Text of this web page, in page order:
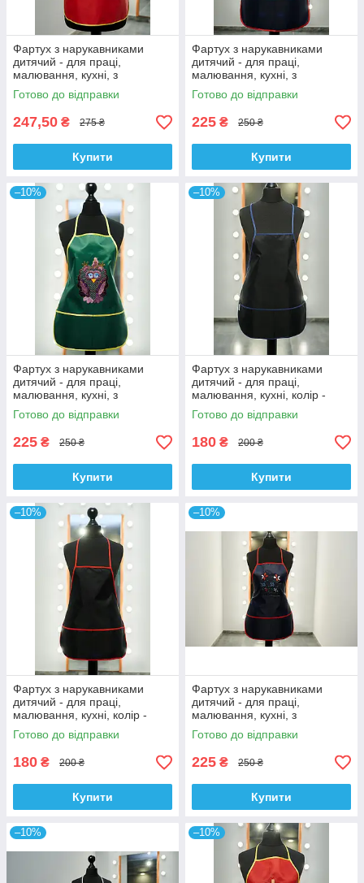
Фартух з нарукавниками
дитячий - для праці,
малювання, кухні, з
вишивкою - гномик 6, колір -
червоний
Готово до відправки
247,50 ₴ 275 ₴
Купити
Фартух з нарукавниками
дитячий - для праці,
малювання, кухні, з
вишивкою - гномик 2, колір -
темно - синій
Готово до відправки
225 ₴ 250 ₴
Купити
–10%
Фартух з нарукавниками
дитячий - для праці,
малювання, кухні, з
вишивкою - сова 5, колір -
зелений
Готово до відправки
225 ₴ 250 ₴
Купити
–10%
Фартух з нарукавниками
дитячий - для праці,
малювання, кухні, колір -
чорний
Готово до відправки
180 ₴ 200 ₴
Купити
–10%
Фартух з нарукавниками
дитячий - для праці,
малювання, кухні, колір -
темно-синій
Готово до відправки
180 ₴ 200 ₴
Купити
–10%
Фартух з нарукавниками
дитячий - для праці,
малювання, кухні, з
вишивкою - Квіти, колір -
темно-синій
Готово до відправки
225 ₴ 250 ₴
Купити
–10% –10%